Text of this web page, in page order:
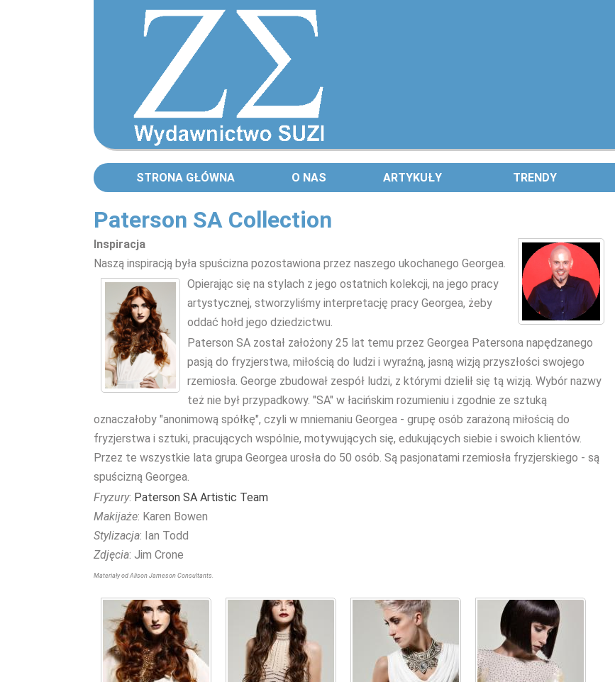
STRONA GŁÓWNA O NAS ARTYKUŁY TRENDY
Paterson SA Collection
Inspiracja
Naszą inspiracją była spuścizna pozostawiona przez naszego ukochanego Georgea.
Opierając się na stylach z jego ostatnich kolekcji, na jego pracy
artystycznej, stworzyliśmy interpretację pracy Georgea, żeby
oddać hołd jego dziedzictwu.
Paterson SA został założony 25 lat temu przez Georgea Patersona napędzanego
pasją do fryzjerstwa, miłością do ludzi i wyraźną, jasną wizją przyszłości swojego
rzemiosła. George zbudował zespół ludzi, z którymi dzielił się tą wizją. Wybór nazwy
też nie był przypadkowy. "SA" w łacińskim rozumieniu i zgodnie ze sztuką
oznaczałoby "anonimową spółkę", czyli w mniemaniu Georgea - grupę osób zarażoną miłością do
fryzjerstwa i sztuki, pracujących wspólnie, motywujących się, edukujących siebie i swoich klientów.
Przez te wszystkie lata grupa Georgea urosła do 50 osób. Są pasjonatami rzemiosła fryzjerskiego - są
spuścizną Georgea.
Fryzury: Paterson SA Artistic Team
Makijaże: Karen Bowen
Stylizacja: Ian Todd
Zdjęcia: Jim Crone
Materiały od Alison Jameson Consultants.